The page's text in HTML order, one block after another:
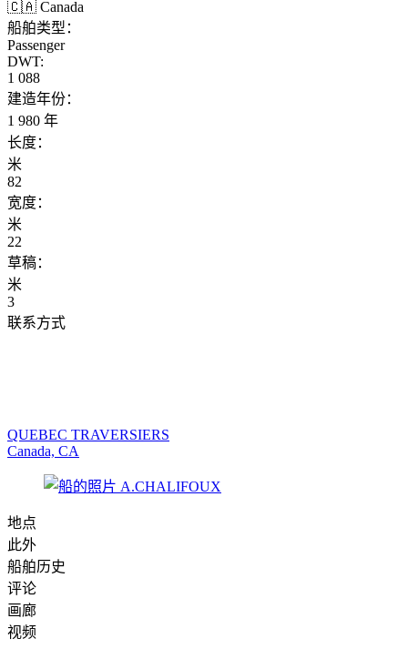
🇨🇦 Canada
船舶类型：
Passenger
DWT:
1 088
建造年份：
1 980 年
长度：
米
82
宽度：
米
22
草稿：
米
3
联系方式
QUEBEC TRAVERSIERS
Canada, CA
地点
此外
船舶历史
评论
画廊
视频